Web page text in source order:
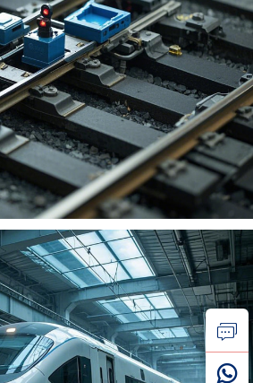
स्टील रेलों, जैसे 50 किग्रा/मीटर या उससे भी
है। मेट्रो फास्टनर सिस्टम में अच्छा इंसुलेशन
यह है कि मेट्रो सिस्टम में बिजली आपूर्ति और
रूप से...